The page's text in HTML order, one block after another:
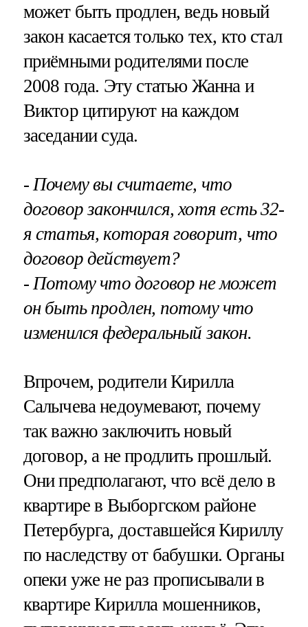
может быть продлен, ведь новый
закон касается только тех, кто стал
приёмными родителями после
2008 года. Эту статью Жанна и
Виктор цитируют на каждом
заседании суда.
- Почему вы считаете, что
договор закончился, хотя есть 32-
я статья, которая говорит, что
договор действует?
- Потому что договор не может
он быть продлен, потому что
изменился федеральный закон.
Впрочем, родители Кирилла
Салычева недоумевают, почему
так важно заключить новый
договор, а не продлить прошлый.
Они предполагают, что всё дело в
квартире в Выборгском районе
Петербурга, доставшейся Кириллу
по наследству от бабушки. Органы
опеки уже не раз прописывали в
квартире Кирилла мошенников,